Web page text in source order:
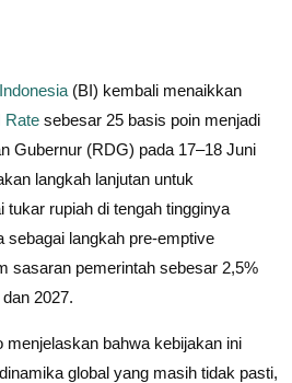
(BI) kembali menaikkan
Rate sebesar 25 basis poin menjadi
Gubernur (RDG) pada 17–18 Juni
langkah lanjutan untuk
tukar rupiah di tengah tingginya
sebagai langkah pre-emptive
sasaran pemerintah sebesar 2,5%
2027.
menjelaskan bahwa kebijakan ini
global yang masih tidak pasti,